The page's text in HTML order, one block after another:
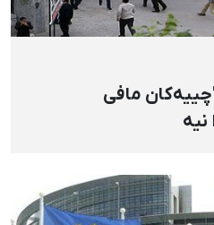
مافی
نیە